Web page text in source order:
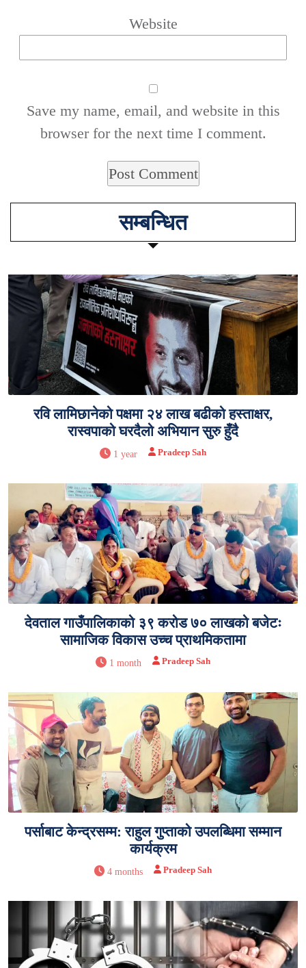
Website
Save my name, email, and website in this
browser for the next time I comment.
सम्बन्धित
रवि लामिछानेको पक्षमा २४ लाख बढीको हस्ताक्षर,
रास्वपाको घरदैलो अभियान सुरु हुँदै
1 year Pradeep Sah
देवताल गाउँपालिकाको ३९ करोड ७० लाखको बजेटः
सामाजिक विकास उच्च प्राथमिकतामा
1 month Pradeep Sah
पर्साबाट केन्द्रसम्म: राहुल गुप्ताको उपलब्धिमा सम्मान
कार्यक्रम
4 months Pradeep Sah